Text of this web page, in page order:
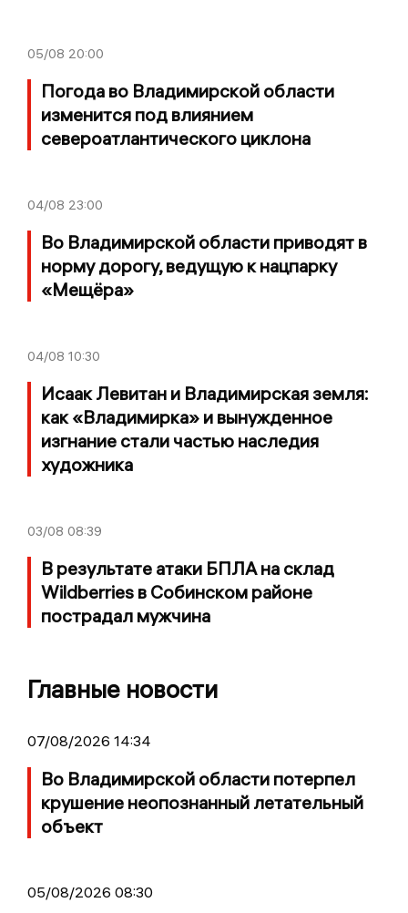
05/08 20:00
Погода во Владимирской области
изменится под влиянием
североатлантического циклона
04/08 23:00
Во Владимирской области приводят в
норму дорогу, ведущую к нацпарку
«Мещёра»
04/08 10:30
Исаак Левитан и Владимирская земля:
как «Владимирка» и вынужденное
изгнание стали частью наследия
художника
03/08 08:39
В результате атаки БПЛА на склад
Wildberries в Собинском районе
пострадал мужчина
Главные новости
07/08/2026 14:34
Во Владимирской области потерпел
крушение неопознанный летательный
объект
05/08/2026 08:30